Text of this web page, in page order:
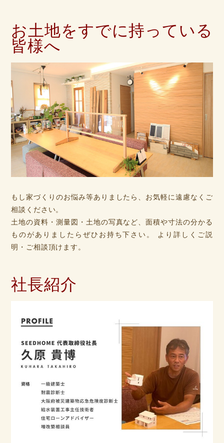
お土地をすでに持っている
皆様へ
もし家づくりのお悩み等ありましたら、お気軽に遠慮なくご
相談ください。
土地の資料・測量図・土地の写真など、面積や寸法の分かる
ものがありましたらぜひお持ち下さい。 より詳しくご説
明・ご相談頂けます。
社長紹介